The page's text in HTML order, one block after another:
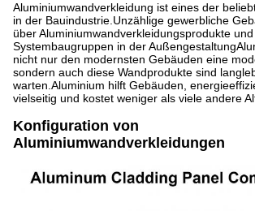
Aluminiumwandverkleidung ist eines der
in der Bauindustrie.Unzählige gewerbliche
über Aluminiumwandverkleidungsprodukte und
Systembaugruppen in der
nicht nur den modernsten Gebäuden eine
sondern auch diese Wandprodukte sind
warten.Aluminium hilft Gebäuden,
vielseitig und kostet weniger als viele andere
Konfiguration von
Aluminiumwandverkleidungen